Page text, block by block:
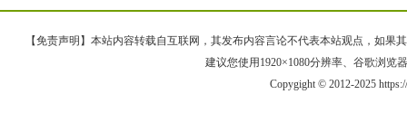
【免责声明】本站内容转载自互联网，其发布内容言论不代表本站观点，如果
建议您使用1920×1080分辨率、谷歌浏览
Copygight © 2012-2025